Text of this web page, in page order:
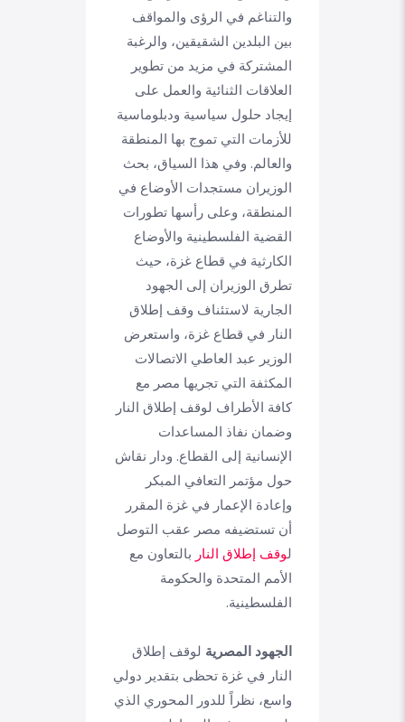
والتناغم في الرؤى والمواقف
بين البلدين الشقيقين، والرغبة
المشتركة في مزيد من تطوير
العلاقات الثنائية والعمل على
إيجاد حلول سياسية ودبلوماسية
للأزمات التي تموج بها المنطقة
والعالم. وفي هذا السياق، بحث
الوزيران مستجدات الأوضاع في
المنطقة، وعلى رأسها تطورات
القضية الفلسطينية والأوضاع
الكارثية في قطاع غزة، حيث
تطرق الوزيران إلى الجهود
الجارية لاستئناف وقف إطلاق
النار في قطاع غزة، واستعرض
الوزير عبد العاطي الاتصالات
المكثفة التي تجريها مصر مع
كافة الأطراف لوقف إطلاق النار
وضمان نفاذ المساعدات
الإنسانية إلى القطاع. ودار نقاش
حول مؤتمر التعافي المبكر
وإعادة الإعمار في غزة المقرر
أن تستضيفه مصر عقب التوصل
لوقف إطلاق النار بالتعاون مع
الأمم المتحدة والحكومة
الفلسطينية.
الجهود المصرية لوقف إطلاق
النار في غزة تحظى بتقدير دولي
واسع، نظراً للدور المحوري الذي